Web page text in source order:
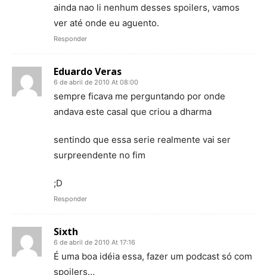
ainda nao li nenhum desses spoilers, vamos
ver até onde eu aguento.
Responder
Eduardo Veras
6 de abril de 2010 At 08:00
sempre ficava me perguntando por onde
andava este casal que criou a dharma
sentindo que essa serie realmente vai ser
surpreendente no fim
;D
Responder
Sixth
6 de abril de 2010 At 17:16
É uma boa idéia essa, fazer um podcast só com
spoilers…